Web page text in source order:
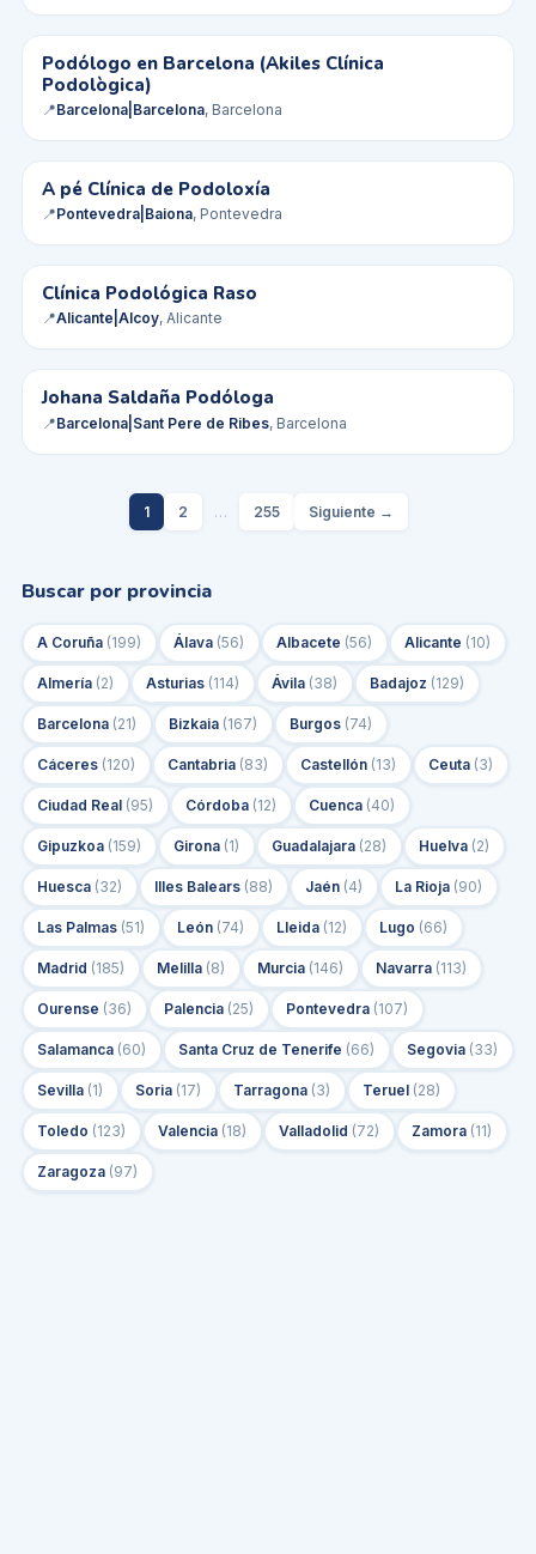
Podólogo en Barcelona (Akiles Clínica
Podològica)
📍Barcelona|Barcelona, Barcelona
AP
A pé Clínica de Podoloxía
📍Pontevedra|Baiona, Pontevedra
Clínica Podológica Raso
📍Alicante|Alcoy, Alicante
Johana Saldaña Podóloga
📍Barcelona|Sant Pere de Ribes, Barcelona
1 2 … 255 Siguiente →
Buscar por provincia
A Coruña (199) Álava (56) Albacete (56) Alicante (10)
Almería (2) Asturias (114) Ávila (38) Badajoz (129)
Barcelona (21) Bizkaia (167) Burgos (74)
Cáceres (120) Cantabria (83) Castellón (13) Ceuta (3)
Ciudad Real (95) Córdoba (12) Cuenca (40)
Gipuzkoa (159) Girona (1) Guadalajara (28) Huelva (2)
Huesca (32) Illes Balears (88) Jaén (4) La Rioja (90)
Las Palmas (51) León (74) Lleida (12) Lugo (66)
Madrid (185) Melilla (8) Murcia (146) Navarra (113)
Ourense (36) Palencia (25) Pontevedra (107)
Salamanca (60) Santa Cruz de Tenerife (66) Segovia (33)
Sevilla (1) Soria (17) Tarragona (3) Teruel (28)
Toledo (123) Valencia (18) Valladolid (72) Zamora (11)
Zaragoza (97)